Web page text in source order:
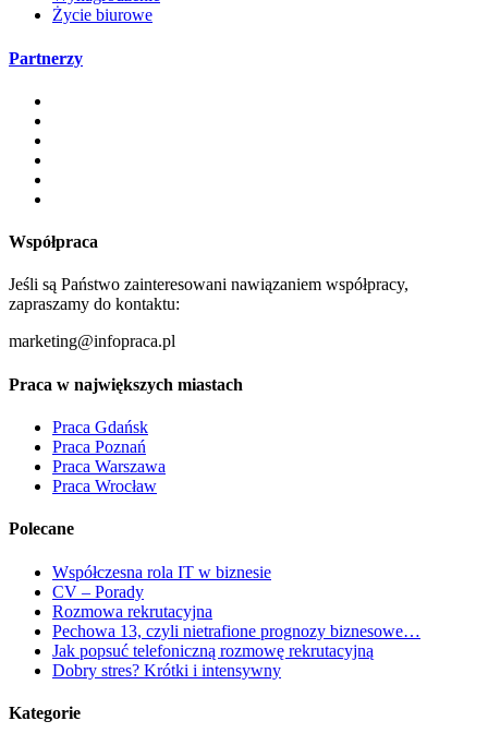
Życie biurowe
Partnerzy
Współpraca
Jeśli są Państwo zainteresowani nawiązaniem współpracy,
zapraszamy do kontaktu:
marketing@infopraca.pl
Praca w największych miastach
Praca Gdańsk
Praca Poznań
Praca Warszawa
Praca Wrocław
Polecane
Współczesna rola IT w biznesie
CV – Porady
Rozmowa rekrutacyjna
Pechowa 13, czyli nietrafione prognozy biznesowe…
Jak popsuć telefoniczną rozmowę rekrutacyjną
Dobry stres? Krótki i intensywny
Kategorie